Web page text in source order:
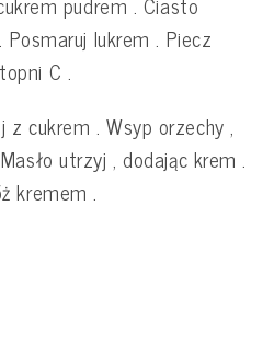
lukrem . Piecz
C .
cukrem . Wsyp orzechy ,
utrzyj , dodając krem .
kremem .